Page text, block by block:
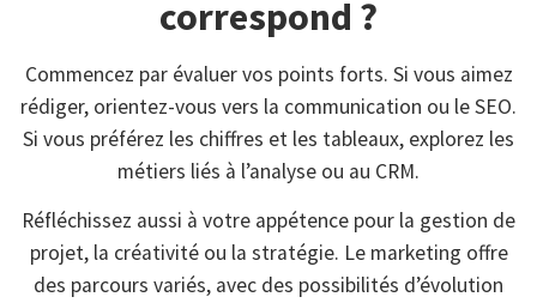
correspond ?
Commencez par évaluer vos points forts. Si vous aimez
rédiger, orientez-vous vers la communication ou le SEO.
Si vous préférez les chiffres et les tableaux, explorez les
métiers liés à l’analyse ou au CRM.
Réfléchissez aussi à votre appétence pour la gestion de
projet, la créativité ou la stratégie. Le marketing offre
des parcours variés, avec des possibilités d’évolution